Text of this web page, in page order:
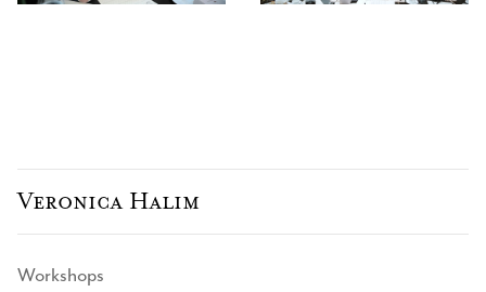
Veronica Halim
Workshops